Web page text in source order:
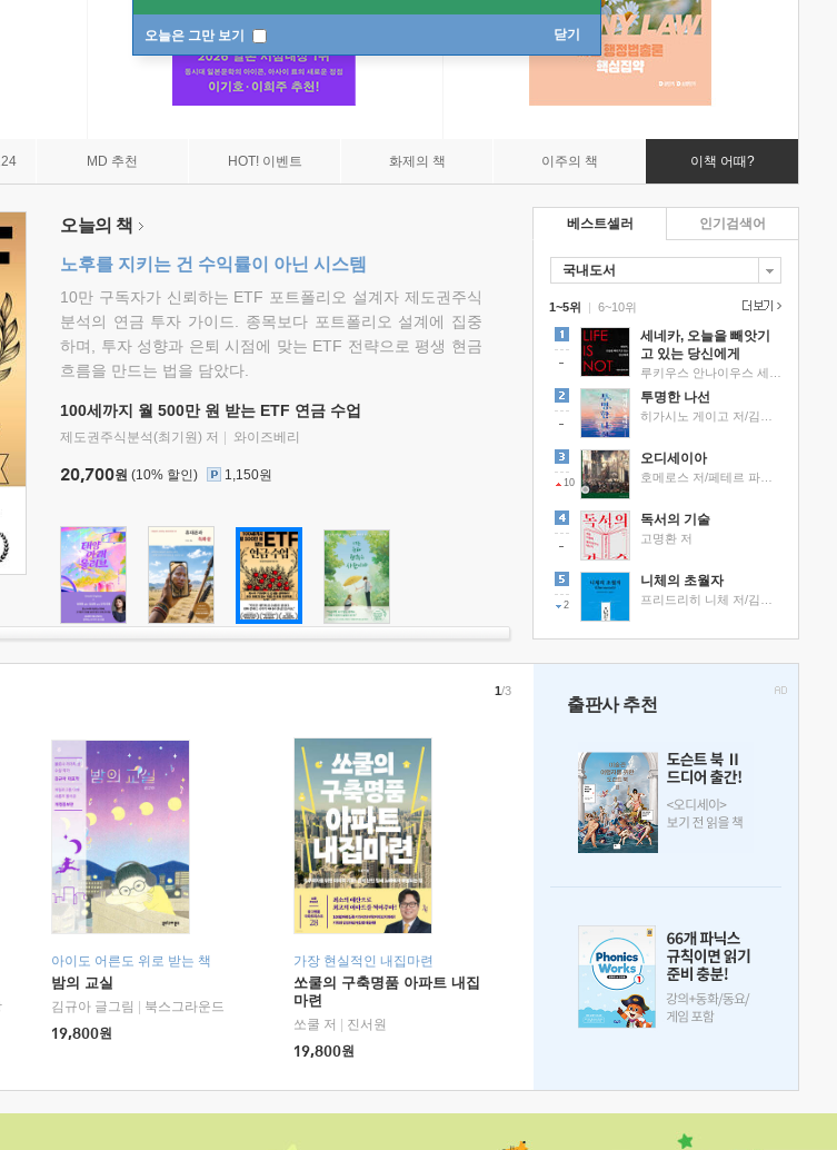
오늘은 그만 보기 닫기
MD 추천 HOT! 이벤트 화제의 책 이주의 책 이책 어때?
오늘의 책
노후를 지키는 건 수익률이 아닌 시스템
10만 구독자가 신뢰하는 ETF 포트폴리오 설계자 제도권주식
분석의 연금 투자 가이드. 종목보다 포트폴리오 설계에 집중
하며, 투자 성향과 은퇴 시점에 맞는 ETF 전략으로 평생 현금
흐름을 만드는 법을 담았다.
100세까지 월 500만 원 받는 ETF 연금 수업
제도권주식분석(최기원) 저 와이즈베리
20,700원 (10% 할인) 1,150원
베스트셀러
국내도서
1~5위 |
세네카, 오늘을 빼앗기
고 있는 당신에게
투명한 나선
10
오디세이아
독서의 기술
고명환 저
2
니체의 초월자
6~10위
인기검색어
아이도 어른도 위로 받는 책
밤의 교실
김규아 글그림
북스그라운드
19,800원
가장 현실적인 내집마련
쏘쿨의 구축명품 아파트 내집
마련
쏘쿨 저
진서원
19,800원
1/3
출판사 추천